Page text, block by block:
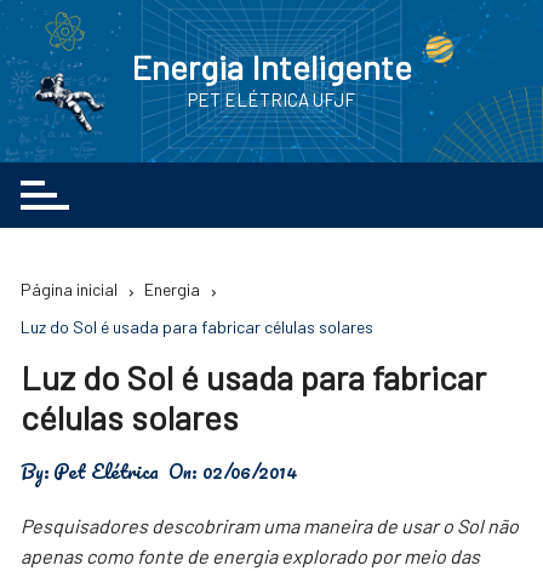
Ir
conteúdo
Energia Inteligente
PET ELÉTRICA UFJF
Página inicial
Energia
Luz do Sol é usada para fabricar células solares
Luz do Sol é usada para fabricar
células solares
By:Pet Elétrica On: 02/06/2014
Pesquisadores descobriram uma maneira de usar o Sol não
apenas como fonte de energia explorado por meio das